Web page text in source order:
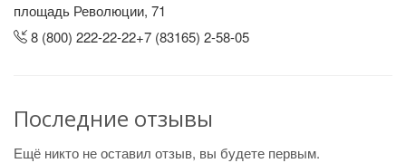
площадь Революции, 71
8 (800) 222-22-22+7 (83165) 2-58-05
Последние отзывы
Ещё никто не оставил отзыв, вы будете первым.